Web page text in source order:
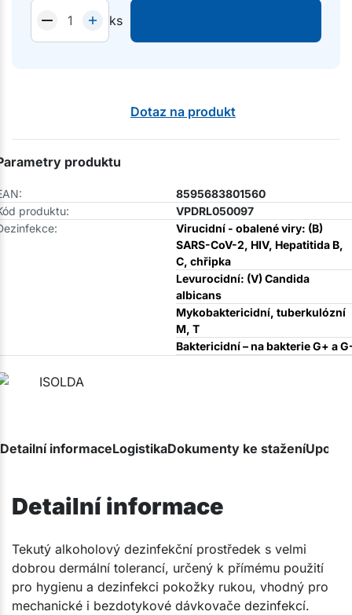
ks
Dotaz na produkt
produktu
8595683801560
produktu:
VPDRL050097
Virucidní - obalené viry: (B)
SARS-CoV-2, HIV, Hepatitida B,
C, chřipka
Levurocidní: (V) Candida
albicans
Mykobaktericidní, tuberkulózní
M, T
Baktericidní – na bakterie G+ a
Detailní informaceLogistikaDokumenty ke stažení
Detailní informace
Tekutý alkoholový dezinfekční prostředek s velmi
dobrou dermální tolerancí, určený k přímému použití
pro hygienu a dezinfekci pokožky rukou, vhodný pro
mechanické i bezdotykové dávkovače dezinfekcí.